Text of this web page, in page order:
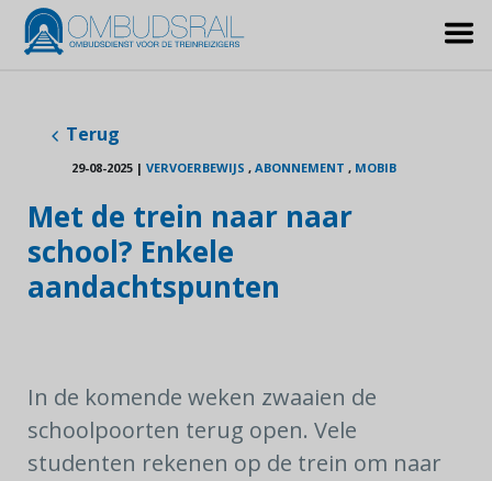
Terug
29-08-2025 | VERVOERBEWIJS , ABONNEMENT , MOBIB
Met de trein naar naar
school? Enkele
aandachtspunten
In de komende weken zwaaien de
schoolpoorten terug open. Vele
studenten rekenen op de trein om naar